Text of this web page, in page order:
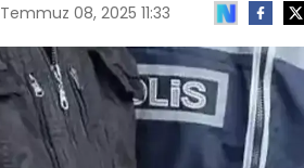
Temmuz 08, 2025 11:33